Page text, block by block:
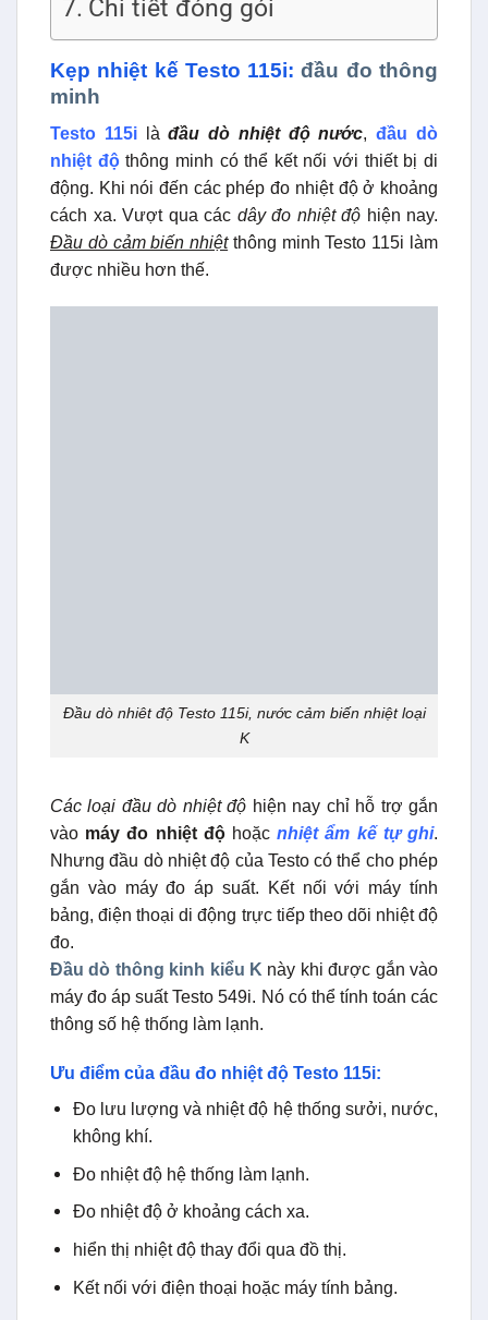
Chi tiết đóng gói
Kẹp nhiệt kế Testo 115i:đầu đo thông
minh
Testo 115ilàđầu dò nhiệt độ nước,đầu dò
nhiệt độthông minh có thể kết nối với thiết bị di
động. Khi nói đến các phép đo nhiệt độ ở khoảng
cách xa. Vượt qua các dây đo nhiệt độ hiện nay.
Đầu dò cảm biến nhiệtthông minh Testo 115i làm
được nhiều hơn thế.
thông số hệ thống làm lạnh.
Ưu điểm của đầu đo nhiệt độ Testo 115i:
không khí.
Đo nhiệt độ hệ thống làm lạnh.
Đo nhiệt độ ở khoảng cách xa.
hiển thị nhiệt độ thay đổi qua đồ thị.
Kết nối với điện thoại hoặc máy tính bảng.
Đo nhiệt độ đơn giản thông qua ứng dụng
tới điện thoại thông qua ứng dụng Testo Smart
phân tích. Dữ liệu nhiệt độ được hiển thị dưới
dạng biểu đồ dạng bảng. Thay đổi nhiệt độ do đó
ngay lập tức hiển nhiên. Nhật ký dữ liệu đo lường
có thể được gửi trực tiếp qua email dưới dạng tệp
gian, cho phép bạn tăng thêm hiệu quả của mình.